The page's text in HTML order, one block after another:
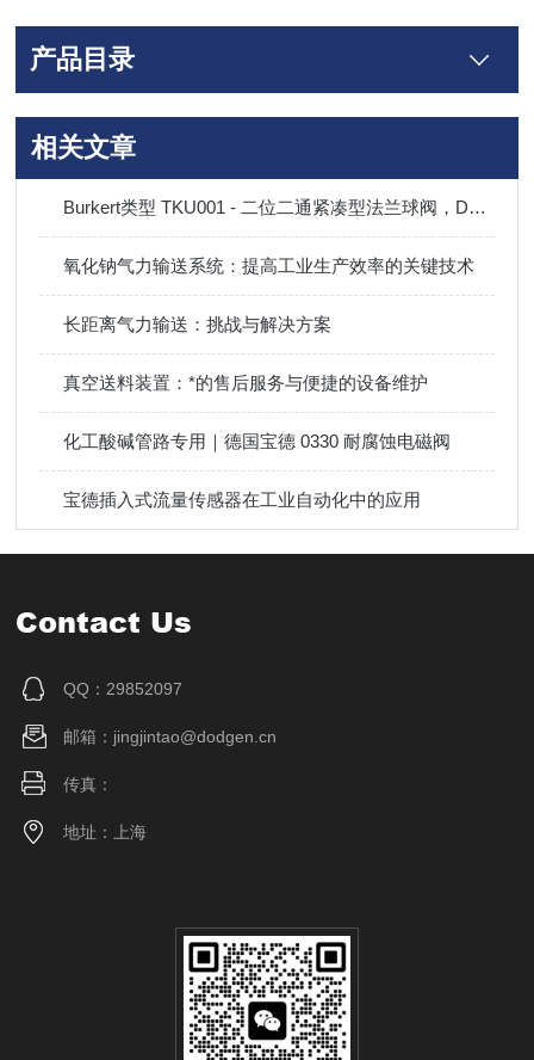
产品目录
相关文章
Burkert类型 TKU001 - 二位二通紧凑型法兰球阀，DN15-DN150
氧化钠气力输送系统：提高工业生产效率的关键技术
长距离气力输送：挑战与解决方案
真空送料装置：*的售后服务与便捷的设备维护
化工酸碱管路专用｜德国宝德 0330 耐腐蚀电磁阀
宝德插入式流量传感器在工业自动化中的应用
Contact Us
QQ：29852097
邮箱：jingjintao@dodgen.cn
传真：
地址：上海